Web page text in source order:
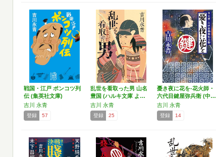
戦国・江戸 ポンコツ列
伝 (集英社文庫)
吉川 永青
登録 57
乱世を看取った男 山名
豊国 (ハルキ文庫 よ…
吉川 永青
登録 25
憂き夜に花を-花火師・
六代目鍵屋弥兵衛 (中…
吉川 永青
登録 14